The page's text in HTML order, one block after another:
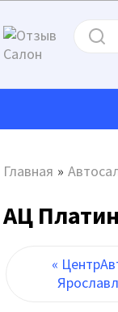
Главная »
АЦ
«